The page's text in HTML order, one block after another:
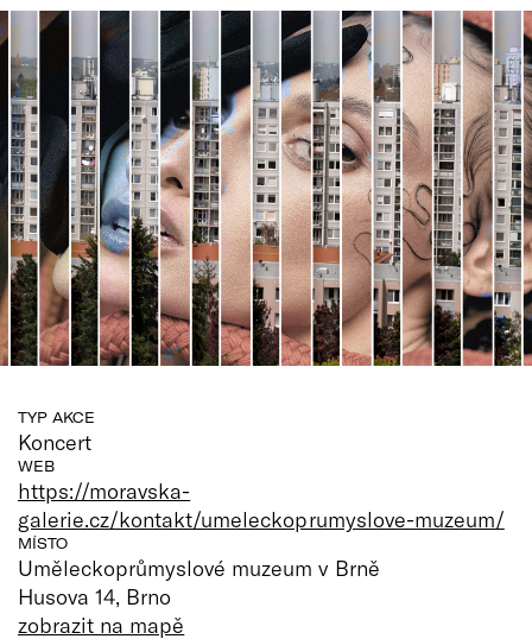
Vše o ČT
TYP AKCE
Koncert
WEB
https://moravska-
galerie.cz/kontakt/umeleckoprumyslove-muzeum/
MÍSTO
Uměleckoprůmyslové muzeum v Brně
Husova 14, Brno
zobrazit na mapě